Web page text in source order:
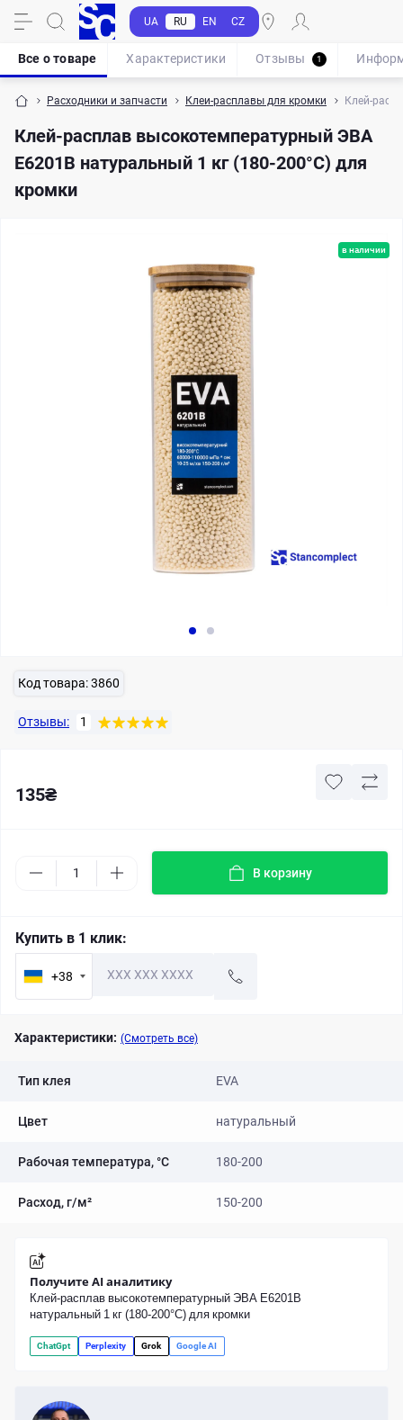
UA RU EN CZ
Расходники и запчасти Клеи-расплавы для кромки Клей-
Клей-расплав высокотемпературный ЭВА
E6201B натуральный 1 кг (180-200°С) для
кромки
Все о товаре Характеристики Отзывы 1
в наличии
Код товара:3860
Отзывы: 1
135₴
В корзину
Купить в 1 клик:
+38
Характеристики: (Смотреть все)
Тип клея EVA
Цвет натуральный
Рабочая температура, °C 180-200
Расход, г/м² 150-200
Получите AI аналитику
Клей-расплав высокотемпературный ЭВА E6201B
натуральный 1 кг (180-200°С) для кромки
ChatGpt Perplexity Grok Google AI